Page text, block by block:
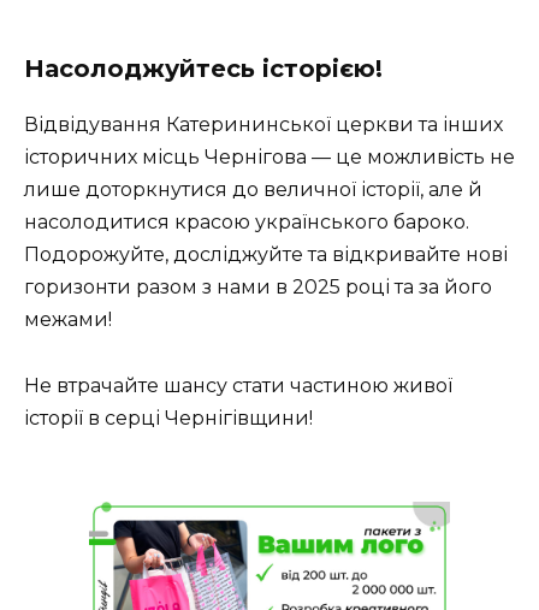
Насолоджуйтесь історією!
Відвідування Катерининської церкви та інших
історичних місць Чернігова — це можливість не
лише доторкнутися до величної історії, але й
насолодитися красою українського бароко.
Подорожуйте, досліджуйте та відкривайте нові
горизонти разом з нами в 2025 році та за його
межами!
Не втрачайте шансу стати частиною живої
історії в серці Чернігівщини!